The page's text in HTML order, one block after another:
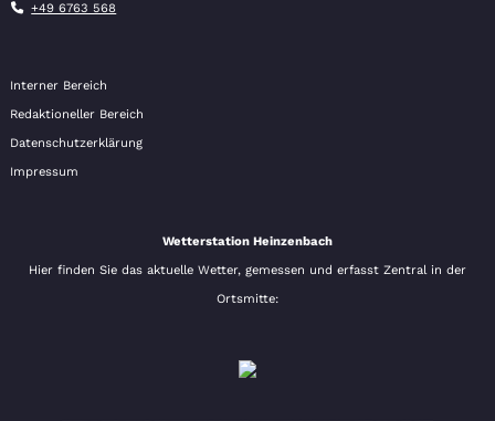
+49 6763 568
Interner Bereich
Redaktioneller Bereich
Datenschutzerklärung
Impressum
Wetterstation Heinzenbach
Hier finden Sie das aktuelle Wetter, gemessen und erfasst Zentral in der
Ortsmitte: